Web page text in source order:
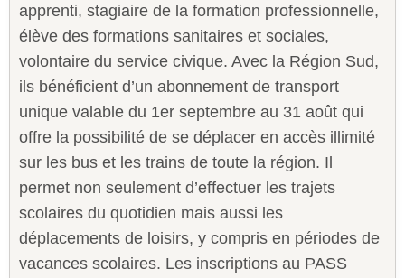
apprenti, stagiaire de la formation professionnelle,
élève des formations sanitaires et sociales,
volontaire du service civique. Avec la Région Sud,
ils bénéficient d’un abonnement de transport
unique valable du 1er septembre au 31 août qui
offre la possibilité de se déplacer en accès illimité
sur les bus et les trains de toute la région. Il
permet non seulement d’effectuer les trajets
scolaires du quotidien mais aussi les
déplacements de loisirs, y compris en périodes de
vacances scolaires. Les inscriptions au PASS